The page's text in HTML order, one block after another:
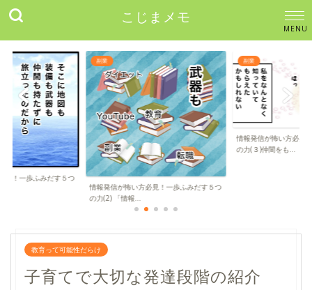
こじまメモ
見！一歩ふみだす５つ
副業
情報発信が怖い方必見！一歩ふみだす５つ
の力(2) 「情報...
副業
情報発信が怖い方必見
の力(３)仲間をも...
教育って可能性だらけ
子育てで大切な発達段階の紹介